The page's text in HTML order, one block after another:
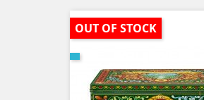
OUT OF STOCK